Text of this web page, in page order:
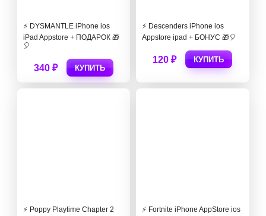
⚡️ DYSMANTLE iPhone ios
iPad Appstore + ПОДАРОК 🎁
🎈
340 ₽ КУПИТЬ
⚡️ Descenders iPhone ios
Appstore ipad + БОНУС 🎁🎈
120 ₽ КУПИТЬ
⚡️ Poppy Playtime Chapter 2
⚡️ Fortnite iPhone AppStore ios